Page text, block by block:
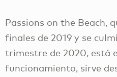
Passions on the Beach,
finales de 2019 y se
trimestre de 2020, está
funcionamiento, sirve